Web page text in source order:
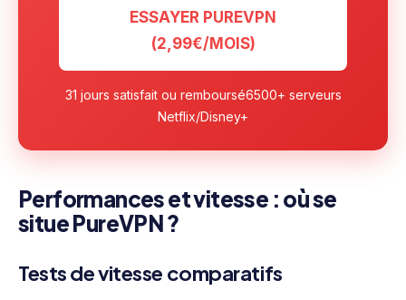
ESSAYER PUREVPN
(2,99€/MOIS)
31 jours satisfait ou remboursé6500+ serveurs
Netflix/Disney+
Performances et vitesse : où se
situe PureVPN ?
Tests de vitesse comparatifs